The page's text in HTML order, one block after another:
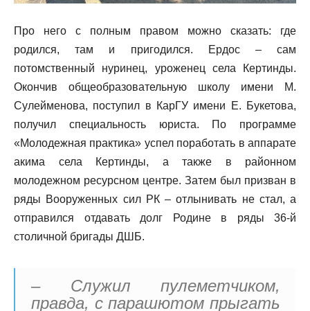
Про него с полным правом можно сказать: где
родился, там и пригодился. Ердос – сам
потомственный нуринец, уроженец села Кертинды.
Окончив общеобразовательную школу имени М.
Сулейменова, поступил в КарГУ имени Е. Букетова,
получил специальность юриста. По программе
«Молодежная практика» успел поработать в аппарате
акима села Кертинды, а также в районном
молодежном ресурсном центре. Затем был призван в
ряды Вооруженных сил РК – отлынивать не стал, а
отправился отдавать долг Родине в ряды 36-й
столичной бригады ДШБ.
– Служил пулеметчиком,
правда, с парашютом прыгать